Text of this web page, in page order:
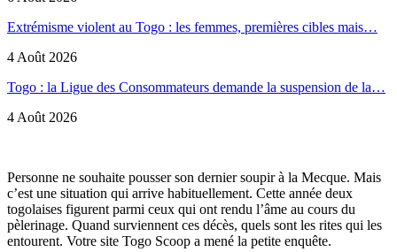
Extrémisme violent au Togo : les femmes, premières cibles mais…
4 Août 2026
Togo : la Ligue des Consommateurs demande la suspension de la…
4 Août 2026
Personne ne souhaite pousser son dernier soupir à la Mecque. Mais
c’est une situation qui arrive habituellement. Cette année deux
togolaises figurent parmi ceux qui ont rendu l’âme au cours du
pèlerinage. Quand surviennent ces décès, quels sont les rites qui les
entourent. Votre site Togo Scoop a mené la petite enquête.